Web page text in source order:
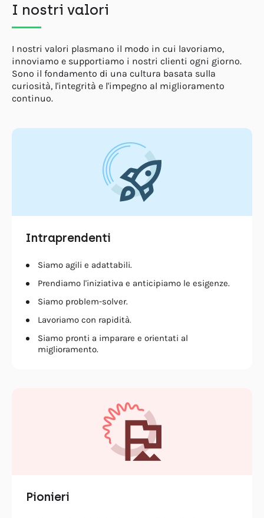
I nostri valori
I nostri valori plasmano il modo in cui lavoriamo,
innoviamo e supportiamo i nostri clienti ogni giorno.
Sono il fondamento di una cultura basata sulla
curiosità, l'integrità e l'impegno al miglioramento
continuo.
Intraprendenti
Siamo agili e adattabili.
Prendiamo l'iniziativa e anticipiamo le esigenze.
Siamo problem-solver.
Lavoriamo con rapidità.
Siamo pronti a imparare e orientati al
miglioramento.
Pionieri